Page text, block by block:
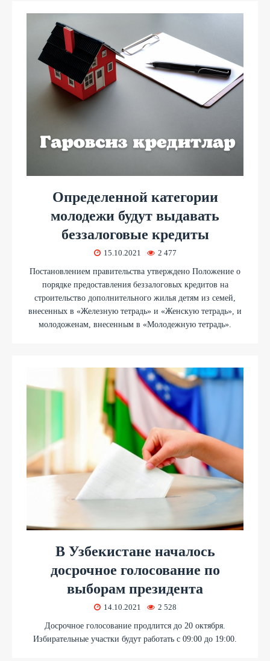
Определенной категории
молодежи будут выдавать
беззалоговые кредиты
15.10.2021 2 477
Постановлением правительства утверждено Положение о
порядке предоставления беззалоговых кредитов на
строительство дополнительного жилья детям из семей,
внесенных в «Железную тетрадь» и «Женскую тетрадь», и
молодоженам, внесенным в «Молодежную тетрадь».
В Узбекистане началось
досрочное голосование по
выборам президента
14.10.2021 2 528
Досрочное голосование продлится до 20 октября.
Избирательные участки будут работать с 09:00 до 19:00.